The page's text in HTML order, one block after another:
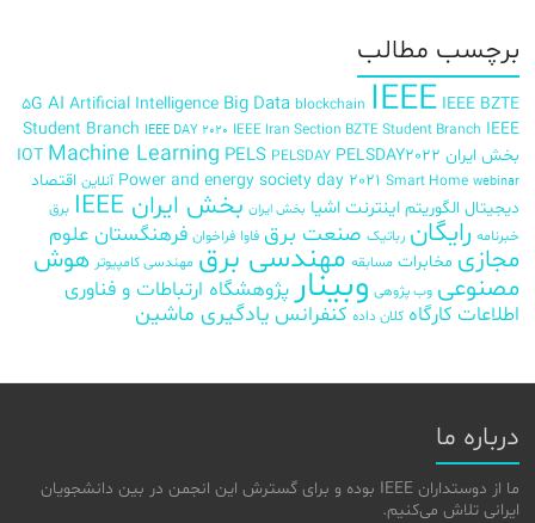
برچسب‌ مطالب
5G AI Artificial Intelligence Big Data blockchain IEEE IEEE BZTE
Student Branch IEEE DAY 2020 IEEE Iran Section BZTE Student Branch IEEE
بخش ایران
IOT Machine Learning PELS PELSDAY PELSDAY2022
Power and energy society day 2021 Smart Home webinar آنلاین اقتصاد
دیجیتال الگوریتم اینترنت اشیا بخش ایران بخش ایران IEEE
برق
خبرنامه رایگان رباتیک صنعت برق فاوا فراخوان فرهنگستان علوم
مجازی مخابرات مسابقه مهندسی برق مهندسی کامپیوتر هوش
مصنوعی وب پژوهی وبینارپژوهشگاه ارتباطات و فناوری
اطلاعات کارگاه کلان داده کنفرانس یادگیری ماشین
درباره ما
ما از دوستداران IEEE بوده و برای گسترش این انجمن در بین دانشجویان
ایرانی تلاش می‌کنیم.